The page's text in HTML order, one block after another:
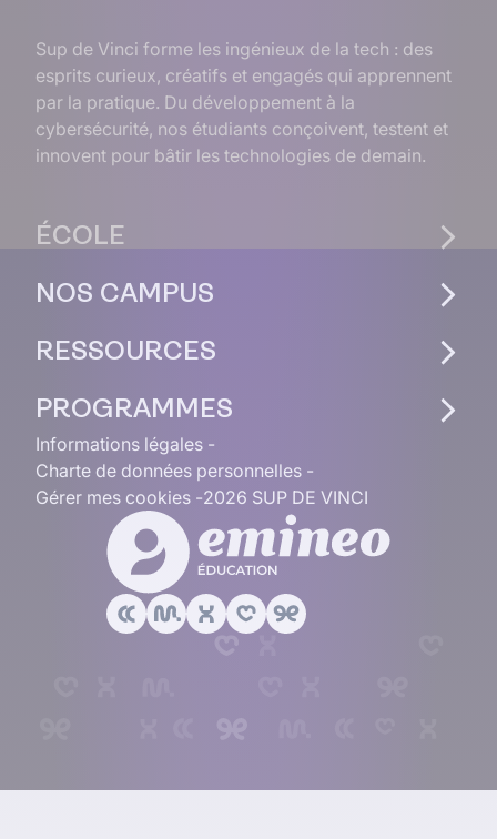
Sup de Vinci forme les ingénieux de la tech : des
esprits curieux, créatifs et engagés qui apprennent
par la pratique. Du développement à la
cybersécurité, nos étudiants conçoivent, testent et
innovent pour bâtir les technologies de demain.
ÉCOLE
NOS CAMPUS
RESSOURCES
PROGRAMMES
Informations légales
Charte de données personnelles
Gérer mes cookies 2026 SUP DE VINCI